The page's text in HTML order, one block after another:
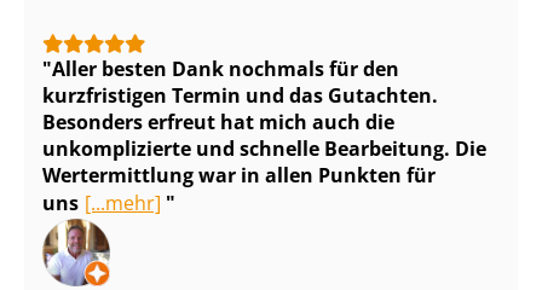
Aller besten Dank nochmals für den
kurzfristigen Termin und das Gutachten.
Besonders erfreut hat mich auch die
unkomplizierte und schnelle Bearbeitung. Die
Wertermittlung war in allen Punkten für
uns [...mehr]